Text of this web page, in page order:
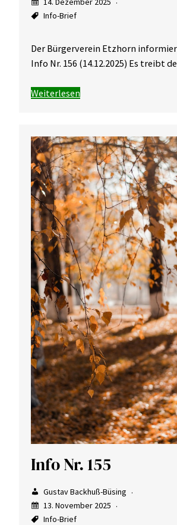
Info-Brief
Der Bürgerverein Etzhorn
Info Nr. 156 (14.12.2025) Es treibt
Weiterlesen
Info Nr. 155
Gustav Backhuß-Büsing
13. November 2025
Info-Brief